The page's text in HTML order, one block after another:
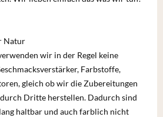
Natur
wir in der Regel keine
Farbstoffe,
gleich ob wir die Zubereitungen
Dritte herstellen. Dadurch sind
haltbar und auch farblich nicht